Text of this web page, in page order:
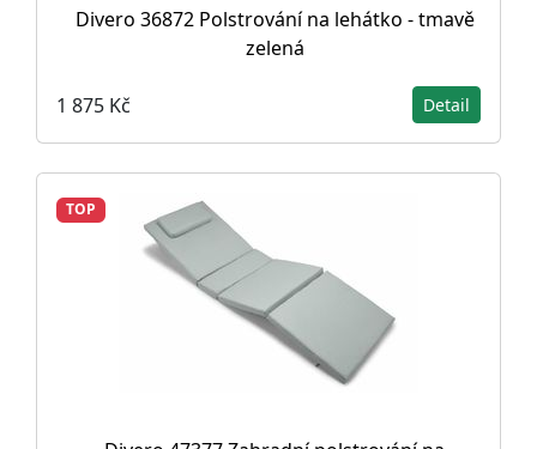
Divero 36872 Polstrování na lehátko - tmavě
zelená
1 875 Kč Detail
TOP